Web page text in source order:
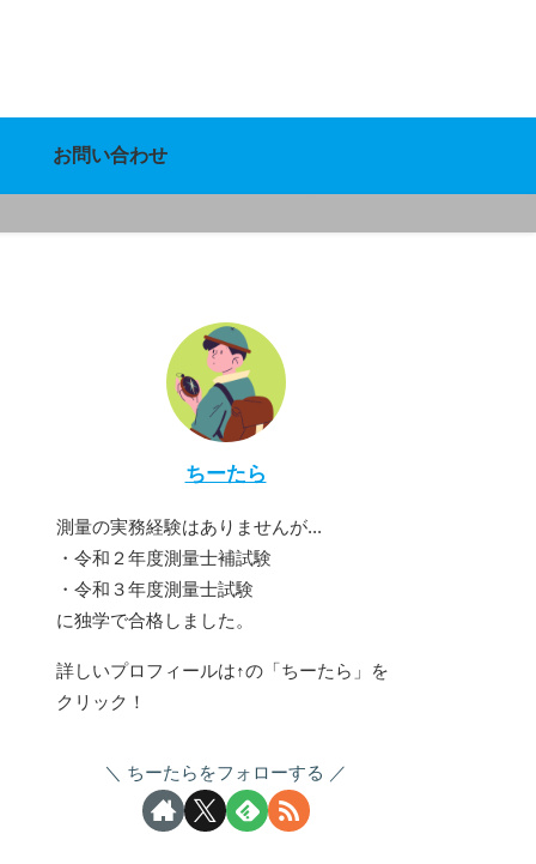
お問い合わせ
ちーたら
測量の実務経験はありませんが...
・令和２年度測量士補試験
・令和３年度測量士試験
に独学で合格しました。
詳しいプロフィールは↑の「ちーたら」を
クリック！
ちーたらをフォローする